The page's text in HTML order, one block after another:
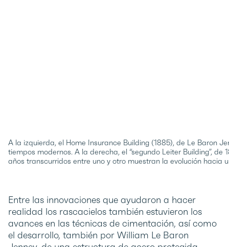
A la izquierda, el Home Insurance Building (1885), de Le Baron
tiempos modernos. A la derecha, el “segundo Leiter Building”,
años transcurridos entre uno y otro muestran la evolución
Entre las innovaciones que ayudaron a hacer
realidad los rascacielos también estuvieron los
avances en las técnicas de cimentación, así como
el desarrollo, también por William Le Baron